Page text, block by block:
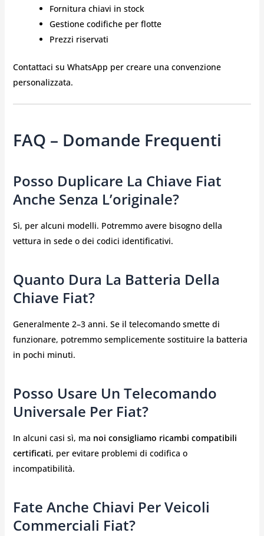
Fornitura chiavi in stock
Gestione codifiche per flotte
Prezzi riservati
Contattaci su WhatsApp per creare una convenzione
personalizzata.
FAQ – Domande Frequenti
Posso Duplicare La Chiave Fiat
Anche Senza L’originale?
Sì, per alcuni modelli. Potremmo avere bisogno della
vettura in sede o dei codici identificativi.
Quanto Dura La Batteria Della
Chiave Fiat?
Generalmente 2–3 anni. Se il telecomando smette di
funzionare, potremmo semplicemente sostituire la batteria
in pochi minuti.
Posso Usare Un Telecomando
Universale Per Fiat?
In alcuni casi sì, ma noi consigliamo ricambi compatibili
certificati, per evitare problemi di codifica o
incompatibilità.
Fate Anche Chiavi Per Veicoli
Commerciali Fiat?